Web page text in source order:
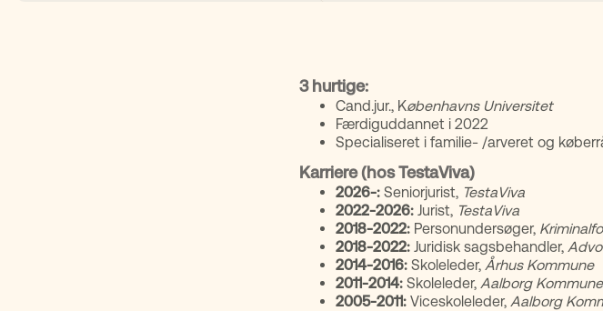
3 hurtige:
Cand.jur., Københavns Universitet
Færdiguddannet i 2022
Specialiseret i familie- /arveret og
Karriere (hos TestaViva)
2026-: Seniorjurist, TestaViva
2022-2026:Jurist, TestaViva
2018-2022:Personundersøger,
2018-2022: Juridisk sagsbehandler,
2014-2016:Skoleleder,Århus Kommune
2011-2014: Skoleleder, Aalborg Kommune
2005-2011:Viceskoleleder, Aalborg